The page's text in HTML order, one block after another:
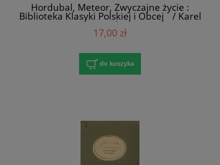
Hordubal, Meteor, Zwyczajne życie :
Biblioteka Klasyki Polskiej i Obcej / Karel
Capek
17,00 zł
do koszyka